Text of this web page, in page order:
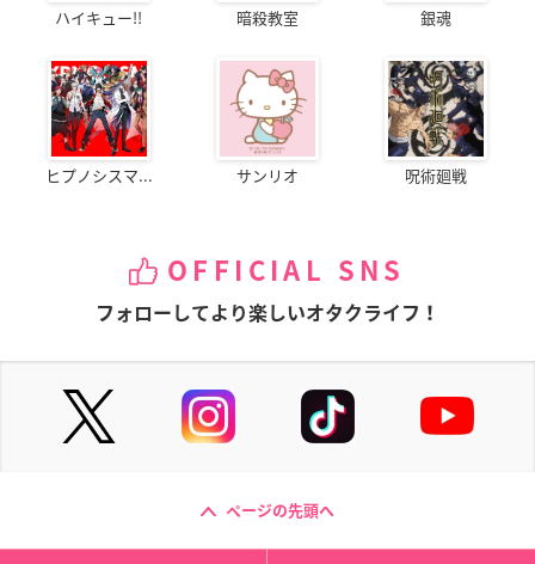
ハイキュー!! 暗殺教室 銀魂
ヒプノシスマ... サンリオ 呪術廻戦
OFFICIAL SNS
フォローしてより楽しいオタクライフ！
ページの先頭へ